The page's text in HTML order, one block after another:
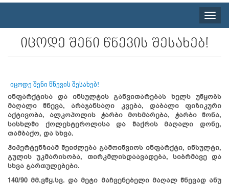
Toggle
იცოდე შენი წნევის შესახებ!
იცოდე შენი წნევის შესახებ!
ინფარქტისა და ინსულტის განვითარებას ხელს უწყობს
მაღალი წნევა, არაჯანსაღი კვება, დაბალი ფიზიკური
აქტივობა, ალკოჰოლის ჭარბი მოხმარება, ჭარბი წონა,
სისხლში ქოლესტეროლისა და შაქრის მაღალი დონე,
თამბაქო, და სხვა.
ჰიპერტენზიამ შეიძლება გამოიწვიოს ინფარქტი, ინსულტი,
გულის უკმარისობა, თირკმლისდაავადება, სიბრმავე და
სხვა გართულებები.
140/90 მმ.ვწყ.სვ. და მეტი მაჩვენებელი მაღალ წნევად ანუ